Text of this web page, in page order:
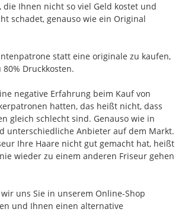
die Ihnen nicht so viel Geld kostet und
schadet, genauso wie ein Original
statt eine originale zu kaufen,
Druckkosten.
negative Erfahrung beim Kauf von
hatten, das heißt nicht, dass
gleich schlecht sind. Genauso wie in
unterschiedliche Anbieter auf dem Markt.
Ihre Haare nicht gut gemacht hat, heißt
wieder zu einem anderen Friseur gehen
uns Sie in unserem Online-Shop
und Ihnen einen alternative